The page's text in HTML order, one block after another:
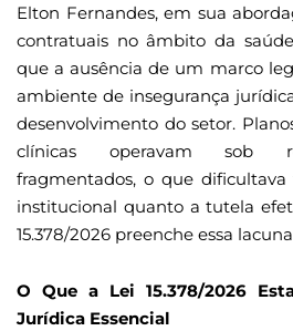
Elton Fernandes, em sua
contratuais no âmbito da
que a ausência de um marco
ambiente de insegurança
desenvolvimento do setor.
clínicas operavam sob
fragmentados, o que
institucional quanto a tutela
15.378/2026 preenche essa
O Que a Lei 15.378/2026
Jurídica Essencial